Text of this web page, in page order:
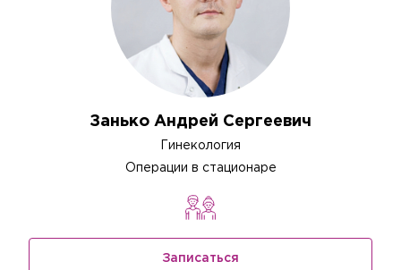
Занько Андрей Сергеевич
Гинекология
Операции в стационаре
Записаться